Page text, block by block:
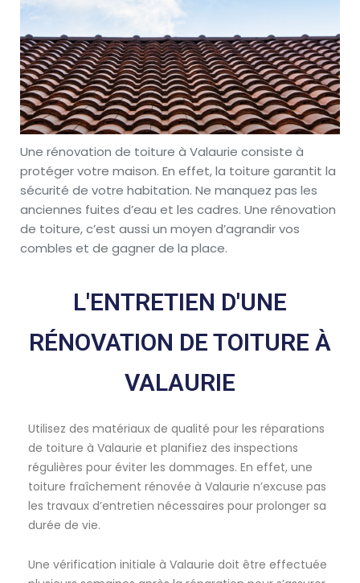
Une rénovation de toiture à Valaurie consiste à
protéger votre maison. En effet, la toiture garantit la
sécurité de votre habitation. Ne manquez pas les
anciennes fuites d’eau et les cadres. Une rénovation
de toiture, c’est aussi un moyen d’agrandir vos
combles et de gagner de la place.
L'ENTRETIEN D'UNE
RÉNOVATION DE TOITURE À
VALAURIE
Utilisez des matériaux de qualité pour les réparations
de toiture à Valaurie et planifiez des inspections
régulières pour éviter les dommages. En effet, une
toiture fraîchement rénovée à Valaurie n’excuse pas
les travaux d’entretien nécessaires pour prolonger sa
durée de vie.
Une vérification initiale à Valaurie doit être effectuée